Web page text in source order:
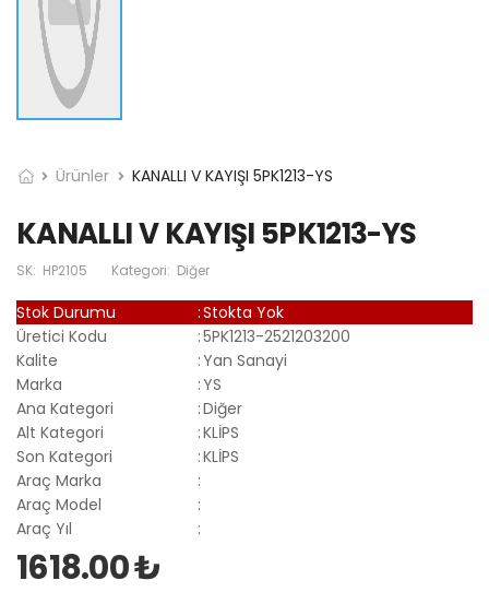
Ürünler KANALLI V KAYIŞI 5PK1213-YS
KANALLI V KAYIŞI 5PK1213-YS
SK: HP2105 Kategori: Diğer
Stok Durumu :Stokta Yok
Üretici Kodu
:5PK1213-2521203200
Kalite
:Yan Sanayi
Marka
:YS
Ana Kategori
:Diğer
Alt Kategori
:KLİPS
Son Kategori
:KLİPS
Araç Marka
:
Araç Model
:
Araç Yıl
:
1618.00 ₺